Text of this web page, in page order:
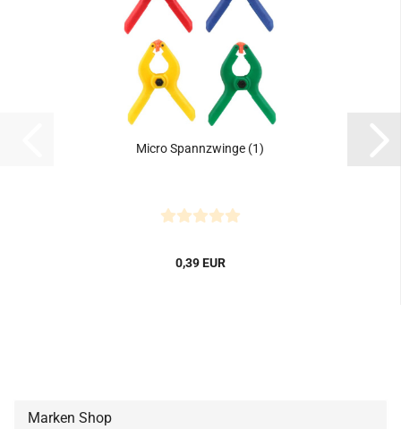
Micro Spannzwinge (1)
0,39 EUR
Marken Shop